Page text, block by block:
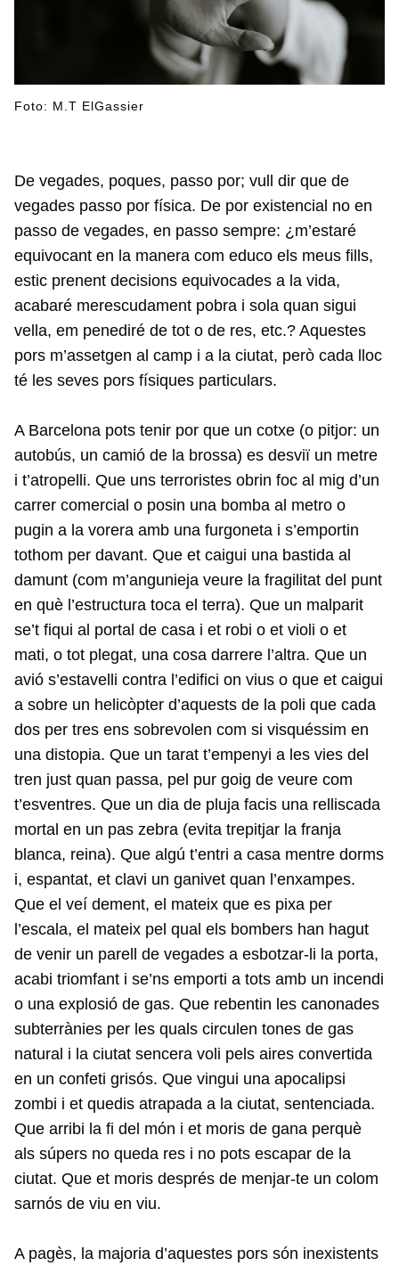
Foto: M.T ElGassier
De vegades, poques, passo por; vull dir que de
vegades passo por física. De por existencial no en
passo de vegades, en passo sempre: ¿m’estaré
equivocant en la manera com educo els meus fills,
estic prenent decisions equivocades a la vida,
acabaré merescudament pobra i sola quan sigui
vella, em penediré de tot o de res, etc.? Aquestes
pors m’assetgen al camp i a la ciutat, però cada lloc
té les seves pors físiques particulars.
A Barcelona pots tenir por que un cotxe (o pitjor: un
autobús, un camió de la brossa) es desviï un metre
i t’atropelli. Que uns terroristes obrin foc al mig d’un
carrer comercial o posin una bomba al metro o
pugin a la vorera amb una furgoneta i s’emportin
tothom per davant. Que et caigui una bastida al
damunt (com m’angunieja veure la fragilitat del punt
en què l’estructura toca el terra). Que un malparit
se’t fiqui al portal de casa i et robi o et violi o et
mati, o tot plegat, una cosa darrere l’altra. Que un
avió s’estavelli contra l’edifici on vius o que et caigui
a sobre un helicòpter d’aquests de la poli que cada
dos per tres ens sobrevolen com si visquéssim en
una distopia. Que un tarat t’empenyi a les vies del
tren just quan passa, pel pur goig de veure com
t’esventres. Que un dia de pluja facis una relliscada
mortal en un pas zebra (evita trepitjar la franja
blanca, reina). Que algú t’entri a casa mentre dorms
i, espantat, et clavi un ganivet quan l’enxampes.
Que el veí dement, el mateix que es pixa per
l’escala, el mateix pel qual els bombers han hagut
de venir un parell de vegades a esbotzar-li la porta,
acabi triomfant i se’ns emporti a tots amb un incendi
o una explosió de gas. Que rebentin les canonades
subterrànies per les quals circulen tones de gas
natural i la ciutat sencera voli pels aires convertida
en un confeti grisós. Que vingui una apocalipsi
zombi i et quedis atrapada a la ciutat, sentenciada.
Que arribi la fi del món i et moris de gana perquè
als súpers no queda res i no pots escapar de la
ciutat. Que et moris després de menjar-te un colom
sarnós de viu en viu.
A pagès, la majoria d’aquestes pors són inexistents